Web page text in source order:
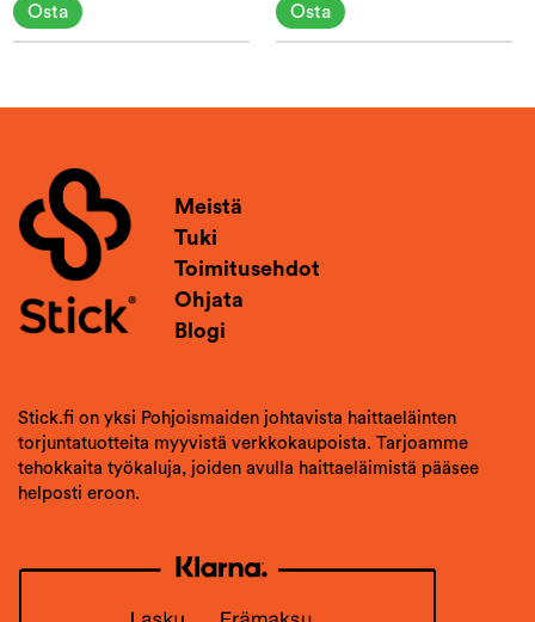
Osta Osta
Meistä
Tuki
Toimitusehdot
Ohjata
Blogi
Stick.fi on yksi Pohjoismaiden johtavista haittaeläinten
torjuntatuotteita myyvistä verkkokaupoista. Tarjoamme
tehokkaita työkaluja, joiden avulla haittaeläimistä pääsee
helposti eroon.